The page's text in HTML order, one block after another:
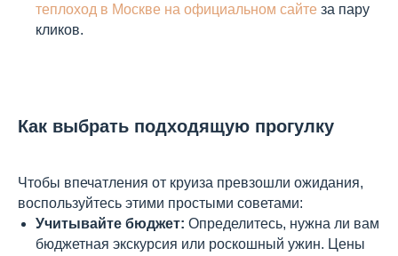
теплоход в Москве на официальном сайте за пару
кликов.
Как выбрать подходящую прогулку
Чтобы впечатления от круиза превзошли ожидания,
воспользуйтесь этими простыми советами:
Учитывайте бюджет: Определитесь, нужна ли вам
бюджетная экскурсия или роскошный ужин. Цены